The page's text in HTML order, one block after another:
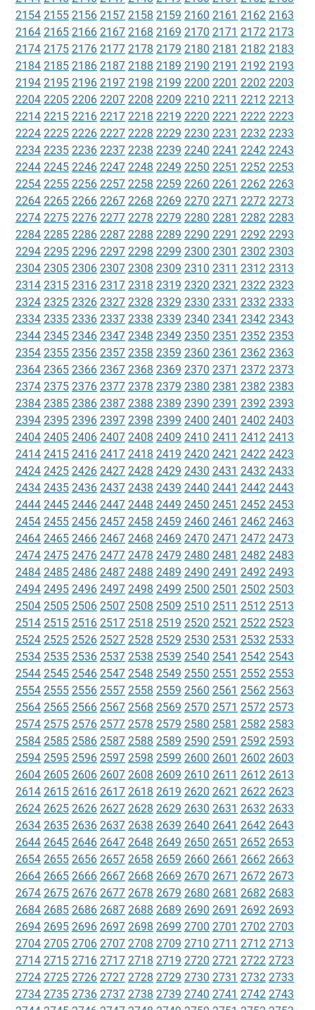
2154 2155 2156 2157 2158 2159 2160 2161 2162 2163
2164 2165 2166 2167 2168 2169 2170 2171 2172 2173
2174 2175 2176 2177 2178 2179 2180 2181 2182 2183
2184 2185 2186 2187 2188 2189 2190 2191 2192 2193
2194 2195 2196 2197 2198 2199 2200 2201 2202 2203
2204 2205 2206 2207 2208 2209 2210 2211 2212 2213
2214 2215 2216 2217 2218 2219 2220 2221 2222 2223
2224 2225 2226 2227 2228 2229 2230 2231 2232 2233
2234 2235 2236 2237 2238 2239 2240 2241 2242 2243
2244 2245 2246 2247 2248 2249 2250 2251 2252 2253
2254 2255 2256 2257 2258 2259 2260 2261 2262 2263
2264 2265 2266 2267 2268 2269 2270 2271 2272 2273
2274 2275 2276 2277 2278 2279 2280 2281 2282 2283
2284 2285 2286 2287 2288 2289 2290 2291 2292 2293
2294 2295 2296 2297 2298 2299 2300 2301 2302 2303
2304 2305 2306 2307 2308 2309 2310 2311 2312 2313
2314 2315 2316 2317 2318 2319 2320 2321 2322 2323
2324 2325 2326 2327 2328 2329 2330 2331 2332 2333
2334 2335 2336 2337 2338 2339 2340 2341 2342 2343
2344 2345 2346 2347 2348 2349 2350 2351 2352 2353
2354 2355 2356 2357 2358 2359 2360 2361 2362 2363
2364 2365 2366 2367 2368 2369 2370 2371 2372 2373
2374 2375 2376 2377 2378 2379 2380 2381 2382 2383
2384 2385 2386 2387 2388 2389 2390 2391 2392 2393
2394 2395 2396 2397 2398 2399 2400 2401 2402 2403
2404 2405 2406 2407 2408 2409 2410 2411 2412 2413
2414 2415 2416 2417 2418 2419 2420 2421 2422 2423
2424 2425 2426 2427 2428 2429 2430 2431 2432 2433
2434 2435 2436 2437 2438 2439 2440 2441 2442 2443
2444 2445 2446 2447 2448 2449 2450 2451 2452 2453
2454 2455 2456 2457 2458 2459 2460 2461 2462 2463
2464 2465 2466 2467 2468 2469 2470 2471 2472 2473
2474 2475 2476 2477 2478 2479 2480 2481 2482 2483
2484 2485 2486 2487 2488 2489 2490 2491 2492 2493
2494 2495 2496 2497 2498 2499 2500 2501 2502 2503
2504 2505 2506 2507 2508 2509 2510 2511 2512 2513
2514 2515 2516 2517 2518 2519 2520 2521 2522 2523
2524 2525 2526 2527 2528 2529 2530 2531 2532 2533
2534 2535 2536 2537 2538 2539 2540 2541 2542 2543
2544 2545 2546 2547 2548 2549 2550 2551 2552 2553
2554 2555 2556 2557 2558 2559 2560 2561 2562 2563
2564 2565 2566 2567 2568 2569 2570 2571 2572 2573
2574 2575 2576 2577 2578 2579 2580 2581 2582 2583
2584 2585 2586 2587 2588 2589 2590 2591 2592 2593
2594 2595 2596 2597 2598 2599 2600 2601 2602 2603
2604 2605 2606 2607 2608 2609 2610 2611 2612 2613
2614 2615 2616 2617 2618 2619 2620 2621 2622 2623
2624 2625 2626 2627 2628 2629 2630 2631 2632 2633
2634 2635 2636 2637 2638 2639 2640 2641 2642 2643
2644 2645 2646 2647 2648 2649 2650 2651 2652 2653
2654 2655 2656 2657 2658 2659 2660 2661 2662 2663
2664 2665 2666 2667 2668 2669 2670 2671 2672 2673
2674 2675 2676 2677 2678 2679 2680 2681 2682 2683
2684 2685 2686 2687 2688 2689 2690 2691 2692 2693
2694 2695 2696 2697 2698 2699 2700 2701 2702 2703
2704 2705 2706 2707 2708 2709 2710 2711 2712 2713
2714 2715 2716 2717 2718 2719 2720 2721 2722 2723
2724 2725 2726 2727 2728 2729 2730 2731 2732 2733
2734 2735 2736 2737 2738 2739 2740 2741 2742 2743